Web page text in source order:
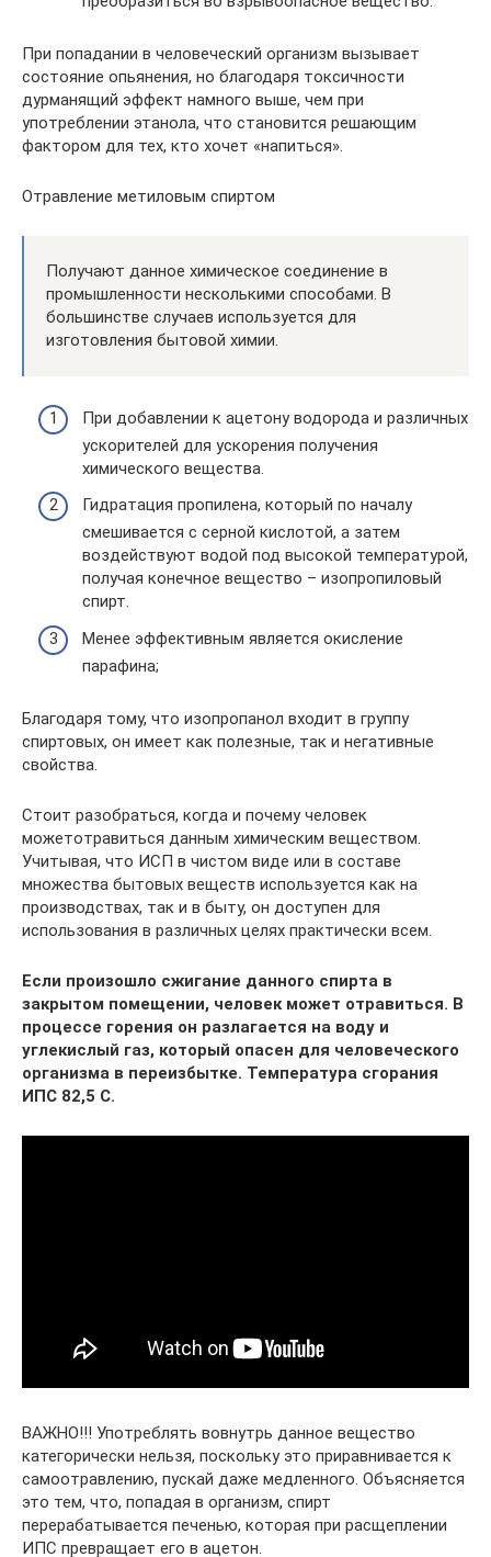
При попадании в человеческий организм вызывает
состояние опьянения, но благодаря токсичности
дурманящий эффект намного выше, чем при
употреблении этанола, что становится решающим
фактором для тех, кто хочет «напиться».
Отравление метиловым спиртом
Получают данное химическое соединение в
промышленности несколькими способами. В
большинстве случаев используется для
изготовления бытовой химии.
При добавлении к ацетону водорода и различных
ускорителей для ускорения получения
химического вещества.
Гидратация пропилена, который по началу
смешивается с серной кислотой, а затем
воздействуют водой под высокой температурой,
получая конечное вещество – изопропиловый
спирт.
Менее эффективным является окисление
парафина;
Благодаря тому, что изопропанол входит в группу
спиртовых, он имеет как полезные, так и негативные
свойства.
Стоит разобраться, когда и почему человек
можетотравиться данным химическим веществом.
Учитывая, что ИСП в чистом виде или в составе
множества бытовых веществ используется как на
производствах, так и в быту, он доступен для
использования в различных целях практически всем.
Если произошло сжигание данного спирта в
закрытом помещении, человек может отравиться. В
процессе горения он разлагается на воду и
углекислый газ, который опасен для человеческого
организма в переизбытке. Температура сгорания
ИПС 82,5 С.
ВАЖНО!!! Употреблять вовнутрь данное вещество
категорически нельзя, поскольку это приравнивается к
самоотравлению, пускай даже медленного. Объясняется
это тем, что, попадая в организм, спирт
перерабатывается печенью, которая при расщеплении
ИПС превращает его в ацетон.